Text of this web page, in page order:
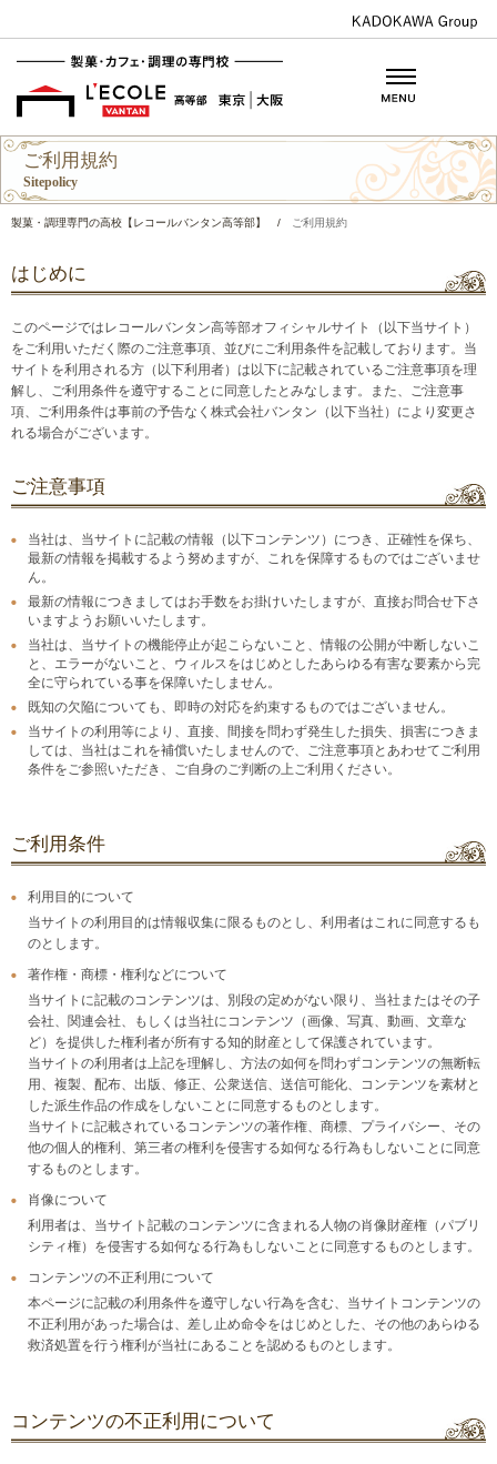
ご利用規約
Sitepolicy
製菓・調理専門の高校【レコールバンタン高等部】 / ご利用規約
はじめに
このページではレコールバンタン高等部オフィシャルサイト（以下当サイト）
をご利用いただく際のご注意事項、並びにご利用条件を記載しております。当
サイトを利用される方（以下利用者）は以下に記載されているご注意事項を理
解し、ご利用条件を遵守することに同意したとみなします。また、ご注意事
項、ご利用条件は事前の予告なく株式会社バンタン（以下当社）により変更さ
れる場合がございます。
ご注意事項
当社は、当サイトに記載の情報（以下コンテンツ）につき、正確性を保ち、
最新の情報を掲載するよう努めますが、これを保障するものではございませ
ん。
最新の情報につきましてはお手数をお掛けいたしますが、直接お問合せ下さ
いますようお願いいたします。
当社は、当サイトの機能停止が起こらないこと、情報の公開が中断しないこ
と、エラーがないこと、ウィルスをはじめとしたあらゆる有害な要素から完
全に守られている事を保障いたしません。
既知の欠陥についても、即時の対応を約束するものではございません。
当サイトの利用等により、直接、間接を問わず発生した損失、損害につきま
しては、当社はこれを補償いたしませんので、ご注意事項とあわせてご利用
条件をご参照いただき、ご自身のご判断の上ご利用ください。
ご利用条件
利用目的について
当サイトの利用目的は情報収集に限るものとし、利用者はこれに同意するも
のとします。
著作権・商標・権利などについて
当サイトに記載のコンテンツは、別段の定めがない限り、当社またはその子
会社、関連会社、もしくは当社にコンテンツ（画像、写真、動画、文章な
ど）を提供した権利者が所有する知的財産として保護されています。
当サイトの利用者は上記を理解し、方法の如何を問わずコンテンツの無断転
用、複製、配布、出版、修正、公衆送信、送信可能化、コンテンツを素材と
した派生作品の作成をしないことに同意するものとします。
当サイトに記載されているコンテンツの著作権、商標、プライバシー、その
他の個人的権利、第三者の権利を侵害する如何なる行為もしないことに同意
するものとします。
肖像について
利用者は、当サイト記載のコンテンツに含まれる人物の肖像財産権（パブリ
シティ権）を侵害する如何なる行為もしないことに同意するものとします。
コンテンツの不正利用について
本ページに記載の利用条件を遵守しない行為を含む、当サイトコンテンツの
不正利用があった場合は、差し止め命令をはじめとした、その他のあらゆる
救済処置を行う権利が当社にあることを認めるものとします。
コンテンツの不正利用について